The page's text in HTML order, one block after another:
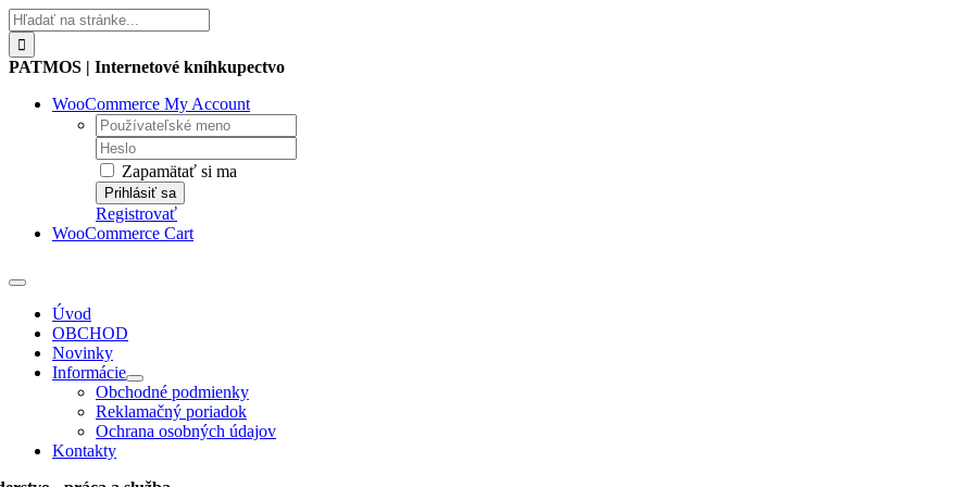
Skip
to
content
Hľadať:
PATMOS | Internetové kníhkupectvo
WooCommerce My Account
Username:
Password:
Zapamätať si ma
Registrovať
WooCommerce Cart
Toggle
Navigation
Úvod
OBCHOD
Novinky
Informácie
Obchodné podmienky
Reklamačný poriadok
Ochrana osobných údajov
Kontakty